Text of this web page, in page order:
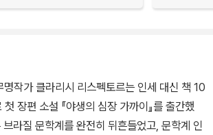
작가 클라리시 리스펙토르는 인세 대신 책 10
장편 소설 『야생의 심장 가까이』를 출간했
라질 문학계를 완전히 뒤흔들었고, 문학계 인